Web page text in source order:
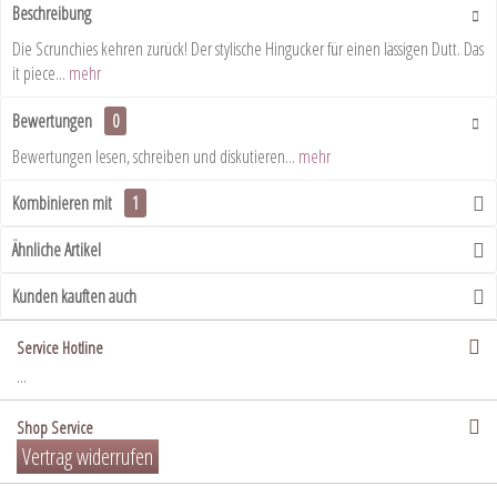
Beschreibung
Die Scrunchies kehren zurück! Der stylische Hingucker für einen lässigen Dutt. Das
it piece... mehr
Bewertungen
0
Bewertungen lesen, schreiben und diskutieren... mehr
Kombinieren mit
1
Ähnliche Artikel
Kunden kauften auch
Service Hotline
...
Shop Service
Vertrag widerrufen